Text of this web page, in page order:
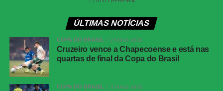
ÚLTIMAS NOTÍCIAS
COPA DO BRASIL 2 horas atrás
Cruzeiro vence a Chapecoense e está nas
quartas de final da Copa do Brasil
COPA DO BRASIL 3 horas atrás